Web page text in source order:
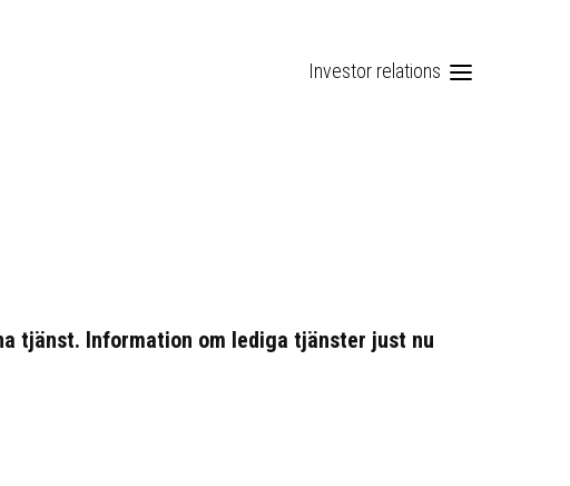
Investor relations
tjänst. Information om lediga tjänster just nu